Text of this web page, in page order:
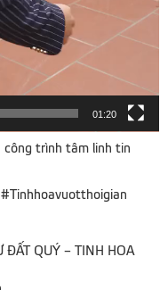
01:20
công trình tâm linh tin
ĐẤT QUÝ – TINH HOA